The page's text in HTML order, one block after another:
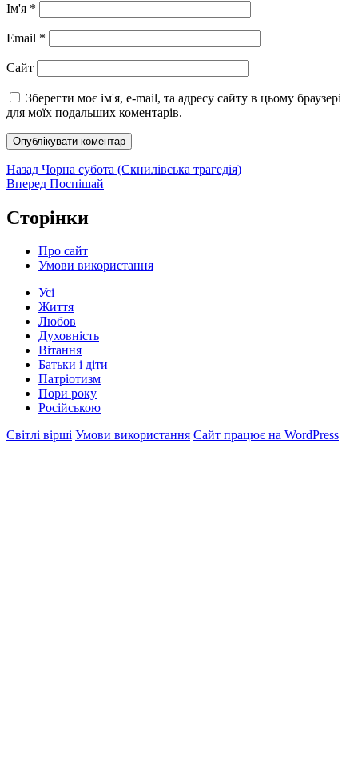
Ім'я *
Email *
Сайт
Зберегти моє ім'я, e-mail, та адресу сайту в цьому браузері
для моїх подальших коментарів.
Навігація
записів
Назад Попередній
запис:
Чорна субота (Скнилівська трагедія)
Вперед Наступний
Поспішай
Сторінки
Про сайт
Умови використання
Усі
Життя
Любов
Духовність
Вітання
Батьки і діти
Патріотизм
Пори року
Російською
Світлі вірші Умови використання Сайт працює на WordPress